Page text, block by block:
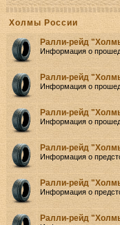
Холмы России
Ралли-рейд
Информация о
Ралли-рейд
Информация о
Ралли-рейд
Информация о
Ралли-рейд
Информация о
Ралли-рейд
Информация о
Ралли-рейд